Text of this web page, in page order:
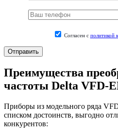
Согласен с политикой
Преимущества
частоты Delta VFD-
Приборы из модельного ряда
списком достоинств, выгодно
конкурентов: